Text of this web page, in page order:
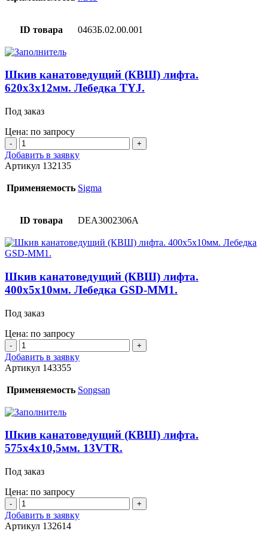
ID товара 0463Б.02.00.001
Шкив канатоведущий (КВШ) лифта.
620х3х12мм. Лебедка TYJ.
Под заказ
Цена: по запросу
Количество
товара
Шкив
канатоведущий
(КВШ)
Лебедка
Добавить в заявку
Артикул 132135
Применяемость Sigma
ID товара DEA3002306A
Шкив канатоведущий (КВШ) лифта.
400x5x10мм. Лебедка GSD-MM1.
Под заказ
Цена: по запросу
Количество
товара
Шкив
канатоведущий
(КВШ)
400x5x10мм.
Лебедка
MM1.
Добавить в заявку
Артикул 143355
Применяемость Songsan
Шкив канатоведущий (КВШ) лифта.
575х4х10,5мм. 13VTR.
Под заказ
Цена: по запросу
Количество
товара
Шкив
канатоведущий
Добавить в заявку
Артикул 132614